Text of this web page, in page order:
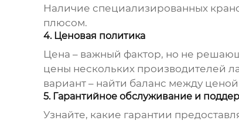
Наличие специализированных
плюсом.
4. Ценовая политика
Цена – важный фактор, но не
цены нескольких производителей
вариант – найти баланс между
5. Гарантийное обслуживание и
Узнайте, какие гарантии